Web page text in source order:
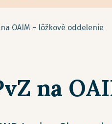
OAIM – lôžkové oddelenie
na